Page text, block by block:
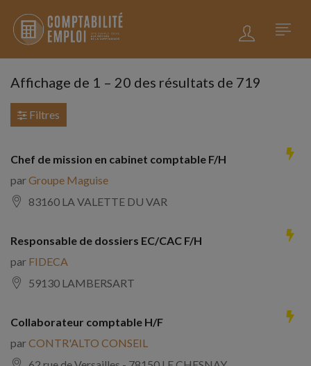
Affichage de 1 – 20 des résultats de 719
Filtres
Chef de mission en cabinet comptable F/H
parGroupe Maguise
83160 LA VALETTE DU VAR
Responsable de dossiers EC/CAC F/H
par FIDECA
59130 LAMBERSART
Collaborateur comptable H/F
parCONTR'ALTO CONSEIL